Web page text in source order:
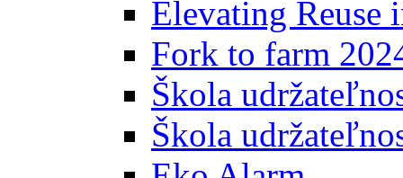
Elevating Reuse
Fork to farm
Škola
Škola